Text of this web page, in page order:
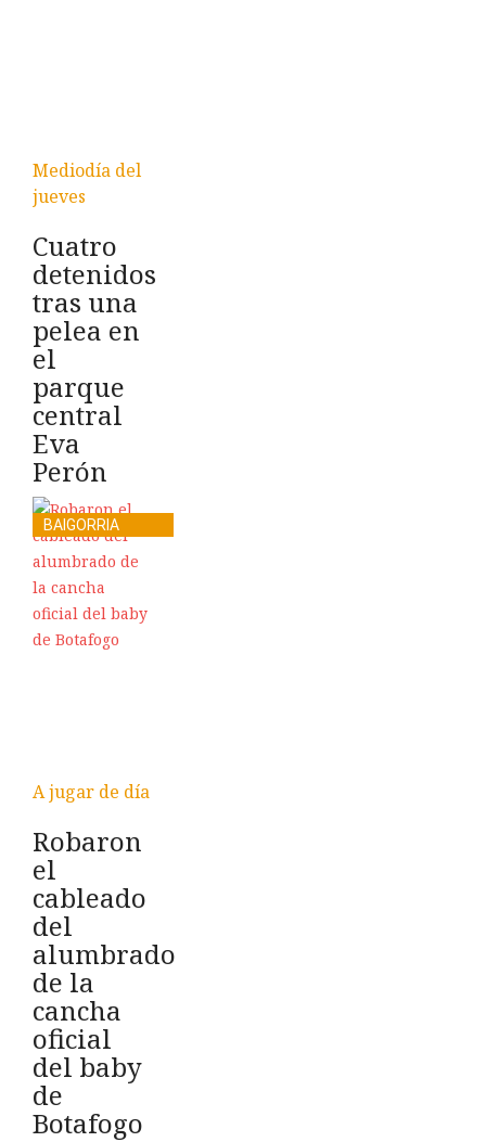
Mediodía del
jueves
Cuatro
detenidos
tras una
pelea en
el
parque
central
Eva
Perón
A jugar de día
Robaron
el
cableado
del
alumbrado
de la
cancha
oficial
del baby
de
Botafogo
BAIGORRIA